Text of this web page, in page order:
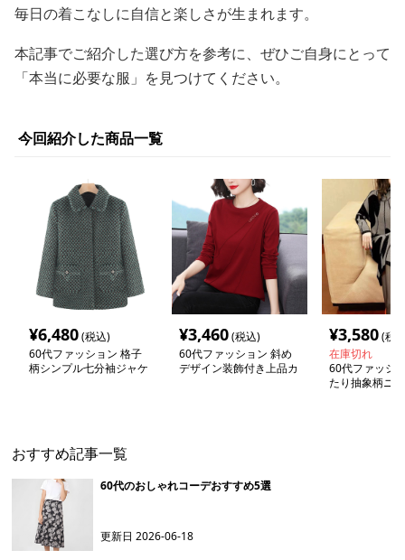
毎日の着こなしに自信と楽しさが生まれます。
本記事でご紹介した選び方を参考に、ぜひご自身にとって
「本当に必要な服」を見つけてください。
今回紹介した商品一覧
¥6,480(税込)
60代ファッション 格子
柄シンプル七分袖ジャケ
¥3,460(税込)
60代ファッション 斜め
デザイン装飾付き上品カ
¥3,580(税
在庫切れ
60代ファッシ
たり抽象柄ニ
おすすめ記事一覧
60代のおしゃれコーデおすすめ5選
更新日2026-06-18